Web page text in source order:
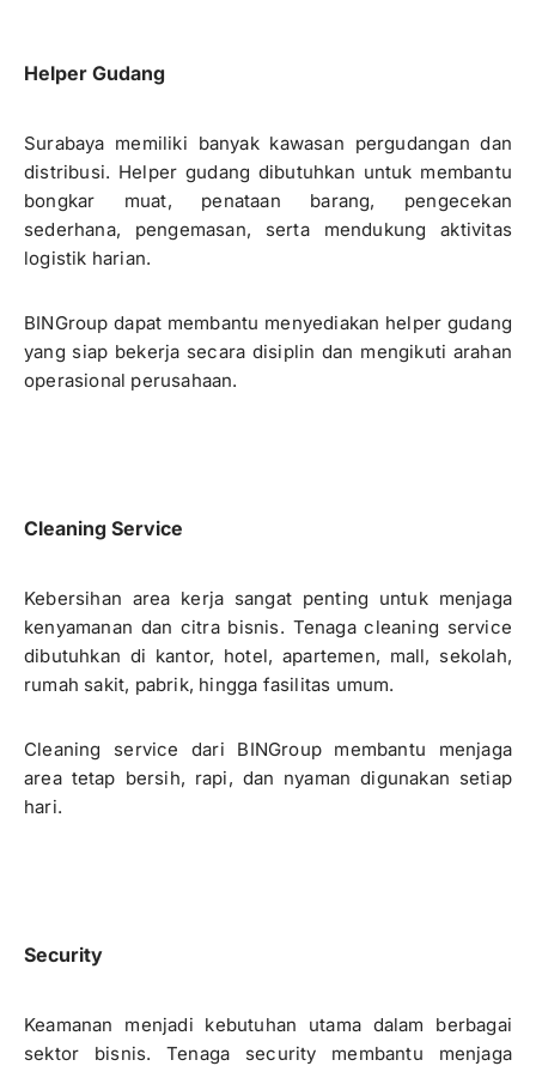
Helper Gudang
Surabaya memiliki banyak kawasan pergudangan dan
distribusi. Helper gudang dibutuhkan untuk membantu
bongkar muat, penataan barang, pengecekan
sederhana, pengemasan, serta mendukung aktivitas
logistik harian.
BINGroup dapat membantu menyediakan helper gudang
yang siap bekerja secara disiplin dan mengikuti arahan
operasional perusahaan.
Cleaning Service
Kebersihan area kerja sangat penting untuk menjaga
kenyamanan dan citra bisnis. Tenaga cleaning service
dibutuhkan di kantor, hotel, apartemen, mall, sekolah,
rumah sakit, pabrik, hingga fasilitas umum.
Cleaning service dari BINGroup membantu menjaga
area tetap bersih, rapi, dan nyaman digunakan setiap
hari.
Security
Keamanan menjadi kebutuhan utama dalam berbagai
sektor bisnis. Tenaga security membantu menjaga